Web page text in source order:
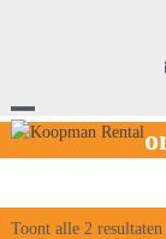
Open
menu
Close
menu
Toont alle 2 resultaten